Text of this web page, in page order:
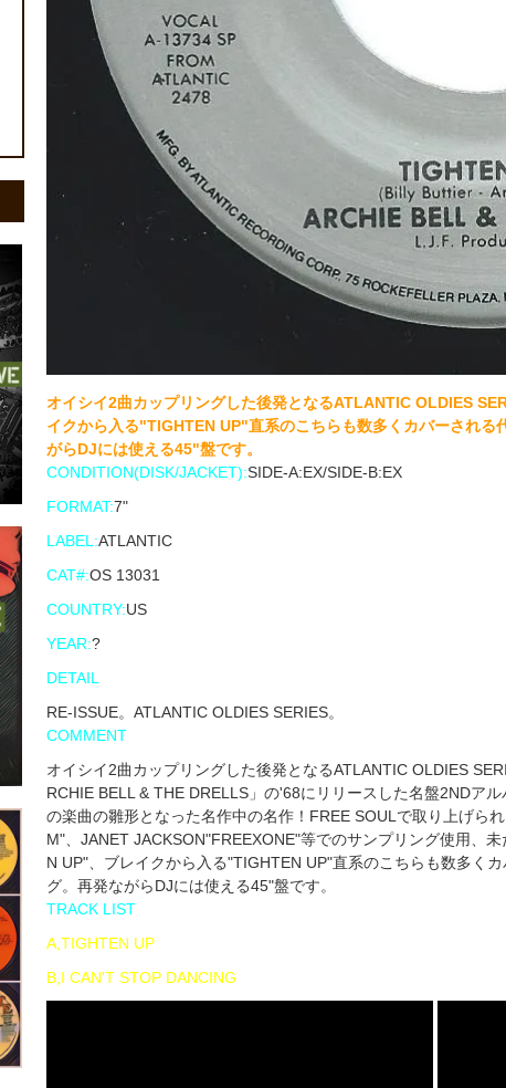
オイシイ2曲カップリングした後発となるATLANTIC OLDIES
イクから入る"TIGHTEN UP"直系のこちらも数多くカバーされ
がらDJには使える45"盤です。
CONDITION(DISK/JACKET):SIDE-A:EX/SIDE-B:EX
FORMAT:7"
LABEL:ATLANTIC
CAT#:OS 13031
COUNTRY:US
YEAR:?
DETAIL
RE-ISSUE。ATLANTIC OLDIES SERIES。
COMMENT
オイシイ2曲カップリングした後発となるATLANTIC OLDIES
RCHIE BELL & THE DRELLS」の'68にリリースした名盤2NDア
の楽曲の雛形となった名作中の名作！FREE SOULで取り上げら
M"、JANET JACKSON"FREEXONE"等でのサンプリング使用、
N UP"、ブレイクから入る"TIGHTEN UP"直系のこちらも数多く
グ。再発ながらDJには使える45"盤です。
TRACK LIST
A,TIGHTEN UP
B,I CAN'T STOP DANCING